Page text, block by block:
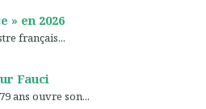
» en 2026
français...
Fauci
ans ouvre son...